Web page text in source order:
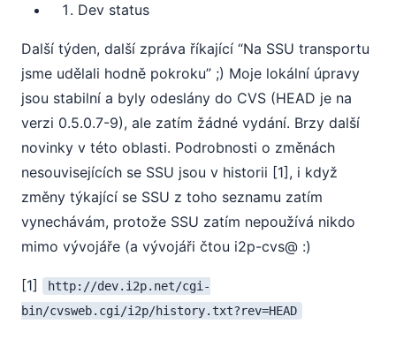
Dev status
Další týden, další zpráva říkající “Na SSU transportu
jsme udělali hodně pokroku” ;) Moje lokální úpravy
jsou stabilní a byly odeslány do CVS (HEAD je na
verzi 0.5.0.7-9), ale zatím žádné vydání. Brzy další
novinky v této oblasti. Podrobnosti o změnách
nesouvisejících se SSU jsou v historii [1], i když
změny týkající se SSU z toho seznamu zatím
vynechávám, protože SSU zatím nepoužívá nikdo
mimo vývojáře (a vývojáři čtou i2p-cvs@ :)
[1]
http://dev.i2p.net/cgi-
bin/cvsweb.cgi/i2p/history.txt?rev=HEAD